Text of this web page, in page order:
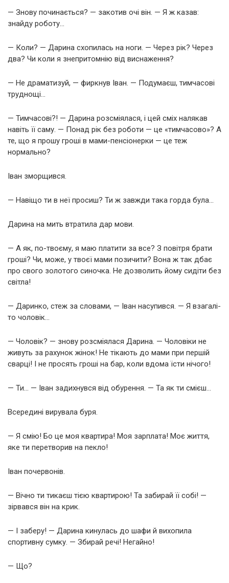
— Знову починається? — закотив очі він. — Я ж казав:
знайду роботу…
— Коли? — Дарина схопилась на ноги. — Через рік? Через
два? Чи коли я знепритомнію від виснаження?
— Не драматизуй, — фиркнув Іван. — Подумаєш, тимчасові
труднощі…
— Тимчасові?! — Дарина розсміялася, і цей сміх налякав
навіть її саму. — Понад рік без роботи — це «тимчасово»? А
те, що я прошу гроші в мами-пенсіонерки — це теж
нормально?
Іван зморщився.
— Навіщо ти в неї просиш? Ти ж завжди така горда була…
Дарина на мить втратила дар мови.
— А як, по-твоєму, я маю платити за все? З повітря брати
гроші? Чи, може, у твоєї мами позичити? Вона ж так дбає
про свого золотого синочка. Не дозволить йому сидіти без
світла!
— Даринко, стеж за словами, — Іван насупився. — Я взагалі-
то чоловік…
— Чоловік? — знову розсміялася Дарина. — Чоловіки не
живуть за рахунок жінок! Не тікають до мами при першій
сварці! І не просять гроші на бар, коли вдома їсти нічого!
— Ти… — Іван задихнувся від обурення. — Та як ти смієш…
Всередині вирувала буря.
— Я смію! Бо це моя квартира! Моя зарплата! Моє життя,
яке ти перетворив на пекло!
Іван почервонів.
— Вічно ти тикаєш тією квартирою! Та забирай її собі! —
зірвався він на крик.
— І заберу! — Дарина кинулась до шафи й вихопила
спортивну сумку. — Збирай речі! Негайно!
— Що?